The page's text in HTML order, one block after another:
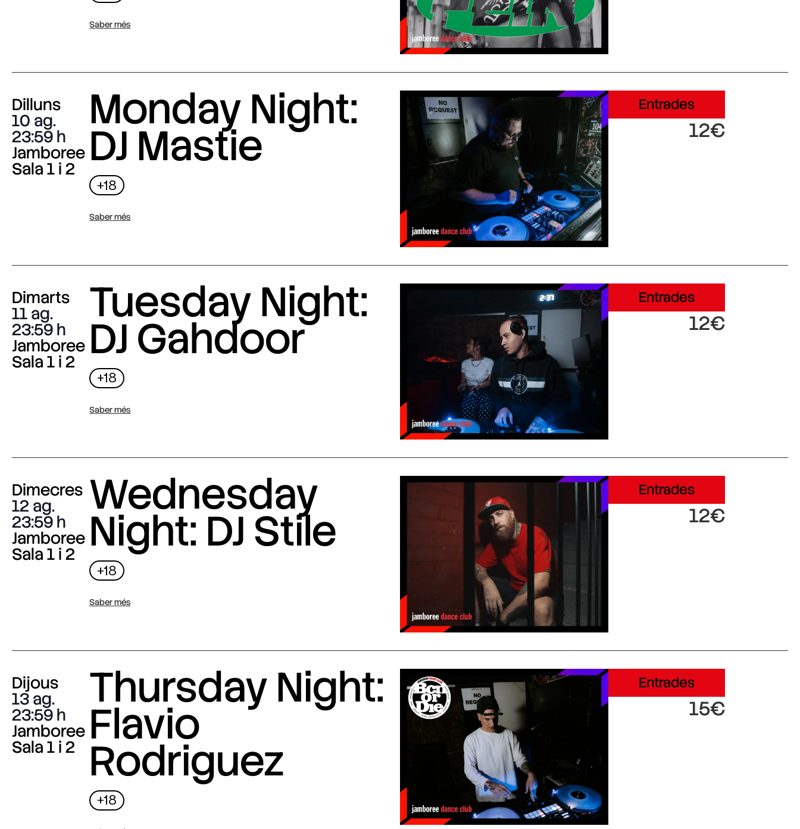
Saber més
Dilluns
10 ag.
23:59
Jamboree
Sala 1 i 2
Monday Night:
DJ Mastie
+18
Saber més
Entrades
12€
Dimarts
11 ag.
23:59
Jamboree
Sala 1 i 2
Tuesday Night:
DJ Gahdoor
+18
Saber més
Entrades
12€
Dimecres
12 ag.
23:59
Jamboree
Sala 1 i 2
Wednesday
Night: DJ Stile
+18
Saber més
Entrades
12€
Dijous
13 ag.
23:59
Jamboree
Sala 1 i 2
Thursday Night:
Flavio
Rodriguez
+18
Entrades
15€